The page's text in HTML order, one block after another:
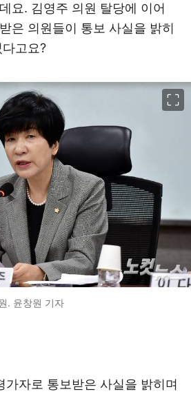
요. 김영주 의원 탈당에 이어
은 의원들이 통보 사실을 밝히
고요?
. 윤창원 기자
가자로 통보받은 사실을 밝히며